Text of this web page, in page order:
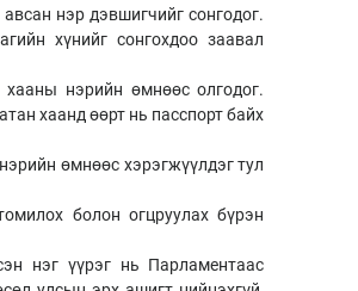
нэр дэвшигчийг сонгодог.
хүнийг сонгохдоо заавал
нэрийн өмнөөс олгодог.
хаанд өөрт нь пасспорт байх
өмнөөс хэрэгжүүлдэг тул
болон огцруулах бүрэн
нэг үүрэг нь Парламентаас